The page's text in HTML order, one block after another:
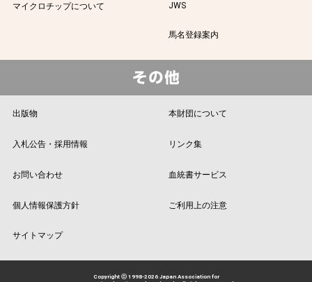
マイクロチップについて JWS
馬名登録案内
出版物 本財団について
入札公告・採用情報 リンク集
お問い合わせ 血統書サービス
個人情報保護方針 ご利用上の注意
サイトマップ
Copyright ⓒ 1998-2026 Japan Association for